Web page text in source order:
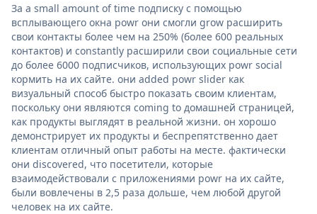
За a small amount of time подписку с помощью
всплывающего окна powr они смогли grow расширить
свои контакты более чем на 250% (более 600 реальных
контактов) и constantly расширили свои социальные сети
до более 6000 подписчиков, использующих powr social
кормить на их сайте. они added powr slider как
визуальный способ быстро показать своим клиентам,
поскольку они являются coming to домашней страницей,
как продукты выглядят в реальной жизни. он хорошо
демонстрирует их продукты и беспрепятственно дает
клиентам отличный опыт работы на месте. фактически
они discovered, что посетители, которые
взаимодействовали с приложениями powr на их сайте,
были вовлечены в 2,5 раза дольше, чем любой другой
человек на их сайте.